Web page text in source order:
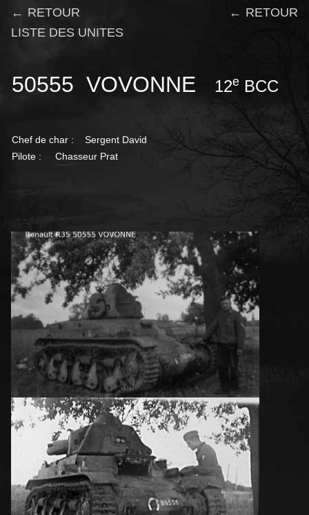
← RETOUR
← RETOUR
LISTE DES UNITES
50555 VOVONNE 12e BCC
Chef de char : Sergent David
Pilote : Chasseur Prat